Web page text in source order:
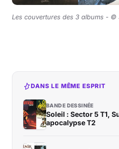
Les couvertures des 3 albums - ©
DANS LE MÊME ESPRIT
BANDE DESSINÉE
Soleil : Sector 5 T1,
apocalypse T2